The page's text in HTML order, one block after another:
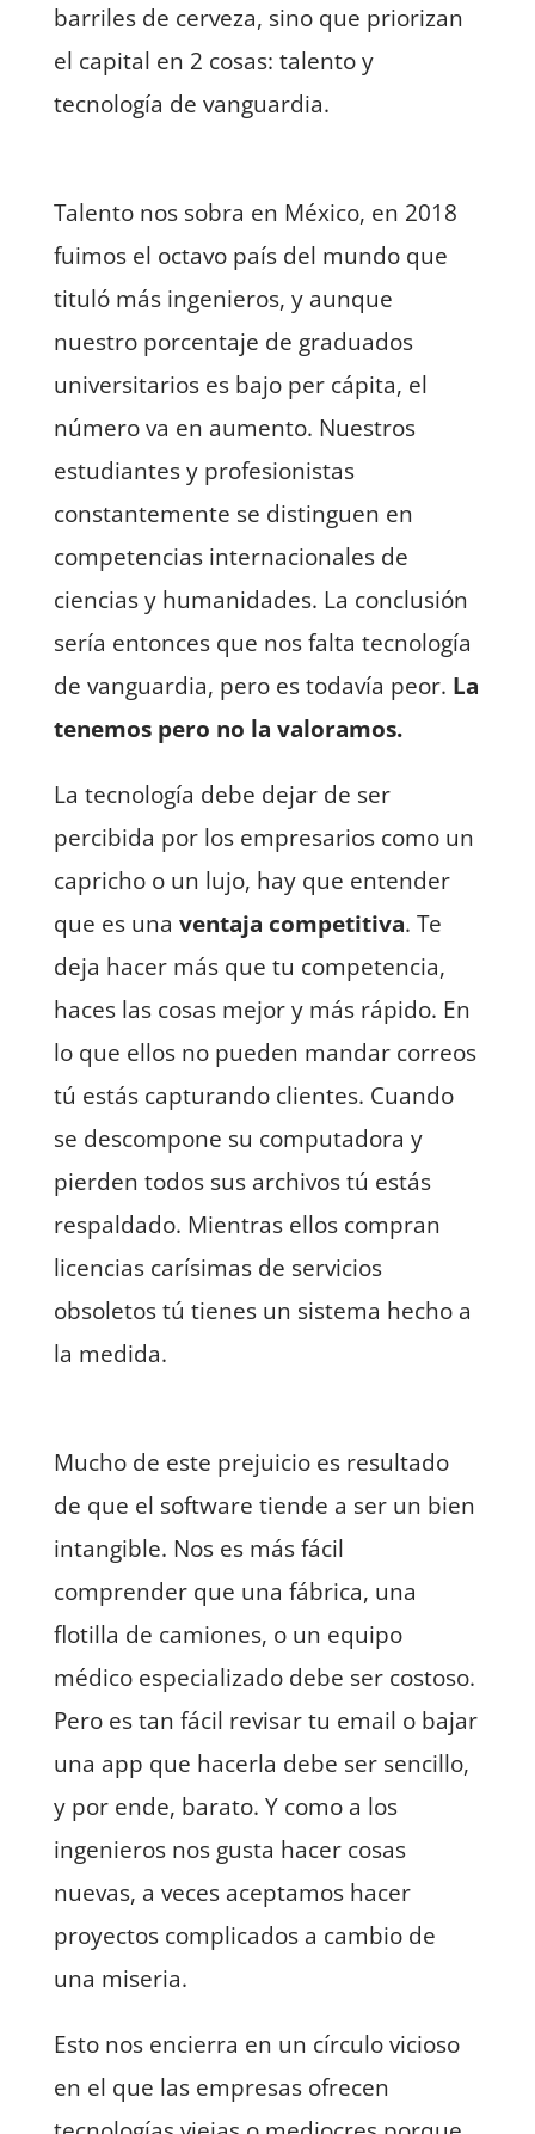
barriles de cerveza, sino que priorizan
el capital en 2 cosas: talento y
tecnología de vanguardia.
Talento nos sobra en México, en 2018
fuimos el octavo país del mundo que
tituló más ingenieros, y aunque
nuestro porcentaje de graduados
universitarios es bajo per cápita, el
número va en aumento. Nuestros
estudiantes y profesionistas
constantemente se distinguen en
competencias internacionales de
ciencias y humanidades. La conclusión
sería entonces que nos falta tecnología
de vanguardia, pero es todavía peor. La
tenemos pero no la valoramos.
La tecnología debe dejar de ser
percibida por los empresarios como un
capricho o un lujo, hay que entender
que es una ventaja competitiva. Te
deja hacer más que tu competencia,
haces las cosas mejor y más rápido. En
lo que ellos no pueden mandar correos
tú estás capturando clientes. Cuando
se descompone su computadora y
pierden todos sus archivos tú estás
respaldado. Mientras ellos compran
licencias carísimas de servicios
obsoletos tú tienes un sistema hecho a
la medida.
Mucho de este prejuicio es resultado
de que el software tiende a ser un bien
intangible. Nos es más fácil
comprender que una fábrica, una
flotilla de camiones, o un equipo
médico especializado debe ser costoso.
Pero es tan fácil revisar tu email o bajar
una app que hacerla debe ser sencillo,
y por ende, barato. Y como a los
ingenieros nos gusta hacer cosas
nuevas, a veces aceptamos hacer
proyectos complicados a cambio de
una miseria.
Esto nos encierra en un círculo vicioso
en el que las empresas ofrecen